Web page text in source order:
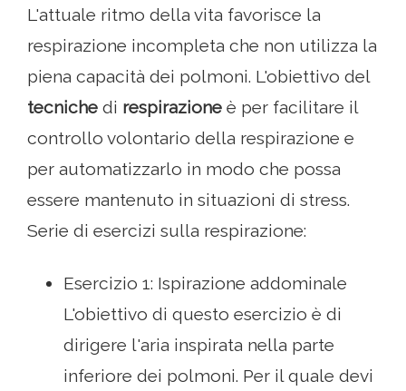
L'attuale ritmo della vita favorisce la
respirazione incompleta che non utilizza la
piena capacità dei polmoni. L'obiettivo del
tecniche di respirazione è per facilitare il
controllo volontario della respirazione e
per automatizzarlo in modo che possa
essere mantenuto in situazioni di stress.
Serie di esercizi sulla respirazione:
Esercizio 1: Ispirazione addominale
L'obiettivo di questo esercizio è di
dirigere l'aria inspirata nella parte
inferiore dei polmoni. Per il quale devi